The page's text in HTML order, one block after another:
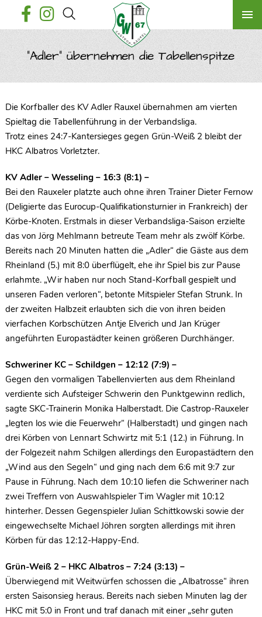
"Adler" übernehmen die Tabellenspitze
Die Korfballer des KV Adler Rauxel übernahmen am vierten
Spieltag die Tabellenführung in der Verbandsliga.
Trotz eines 24:7-Kantersieges gegen Grün-Weiß 2 bleibt der
HKC Albatros Vorletzter.
KV Adler – Wesseling – 16:3 (8:1) –
Bei den Rauxeler platzte auch ohne ihren Trainer Dieter Fernow
(Deligierte das Eurocup-Qualifikationsturnier in Frankreich) der
Körbe-Knoten. Erstmals in dieser Verbandsliga-Saison erzielte
das von Jörg Mehlmann betreute Team mehr als zwölf Körbe.
Bereits nach 20 Minuten hatten die „Adler“ die Gäste aus dem
Rheinland (5.) mit 8:0 überflügelt, ehe ihr Spiel bis zur Pause
erlahmte. „Wir haben nur noch Stand-Korfball gespielt und
unseren Faden verloren“, betonte Mitspieler Stefan Strunk. In
der zweiten Halbzeit erlaubten sich die von ihren beiden
vierfachen Korbschützen Antje Elverich und Jan Krüger
angeführten Europastädter keinen größeren Durchhänger.
Schweriner KC – Schildgen – 12:12 (7:9) –
Gegen den vormaligen Tabellenvierten aus dem Rheinland
verdiente sich Aufsteiger Schwerin den Punktgewinn redlich,
sagte SKC-Trainerin Monika Halberstadt. Die Castrop-Rauxeler
„legten los wie die Feuerwehr“ (Halberstadt) und gingen nach
drei Körben von Lennart Schwirtz mit 5:1 (12.) in Führung. In
der Folgezeit nahm Schilgen allerdings den Europastädtern den
„Wind aus den Segeln“ und ging nach dem 6:6 mit 9:7 zur
Pause in Führung. Nach dem 10:10 liefen die Schweriner nach
zwei Treffern von Auswahlspieler Tim Wagler mit 10:12
hinterher. Dessen Gegenspieler Julian Schittkowski sowie der
eingewechselte Michael Jöhren sorgten allerdings mit ihren
Körben für das 12:12-Happy-End.
Grün-Weiß 2 – HKC Albatros – 7:24 (3:13) –
Überwiegend mit Weitwürfen schossen die „Albatrosse“ ihren
ersten Saisonsieg heraus. Bereits nach sieben Minuten lag der
HKC mit 5:0 in Front und traf danach mit einer „sehr guten